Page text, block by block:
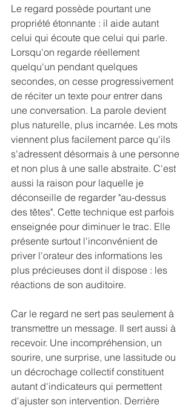
Le regard possède pourtant une
propriété étonnante : il aide autant
celui qui écoute que celui qui parle.
Lorsqu'on regarde réellement
quelqu'un pendant quelques
secondes, on cesse progressivement
de réciter un texte pour entrer dans
une conversation. La parole devient
plus naturelle, plus incarnée. Les mots
viennent plus facilement parce qu'ils
s'adressent désormais à une personne
et non plus à une salle abstraite. C'est
aussi la raison pour laquelle je
déconseille de regarder "au-dessus
des têtes". Cette technique est parfois
enseignée pour diminuer le trac. Elle
présente surtout l'inconvénient de
priver l'orateur des informations les
plus précieuses dont il dispose : les
réactions de son auditoire.
Car le regard ne sert pas seulement à
transmettre un message. Il sert aussi à
recevoir. Une incompréhension, un
sourire, une surprise, une lassitude ou
un décrochage collectif constituent
autant d'indicateurs qui permettent
d'ajuster son intervention. Derrière